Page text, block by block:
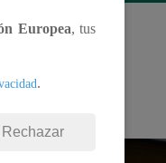
Europea, tus
.
Rechazar